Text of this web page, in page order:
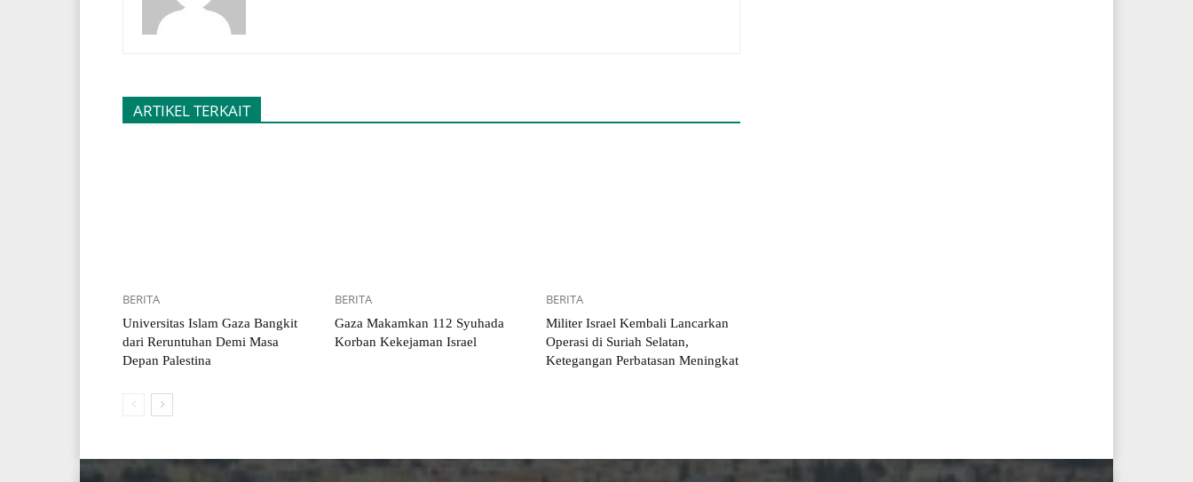
ARTIKEL TERKAIT
BERITA
Universitas Islam Gaza Bangkit
dari Reruntuhan Demi Masa
Depan Palestina
BERITA
Gaza Makamkan 112 Syuhada
Korban Kekejaman Israel
BERITA
Militer Israel Kembali Lancarkan
Operasi di Suriah Selatan,
Ketegangan Perbatasan Meningkat